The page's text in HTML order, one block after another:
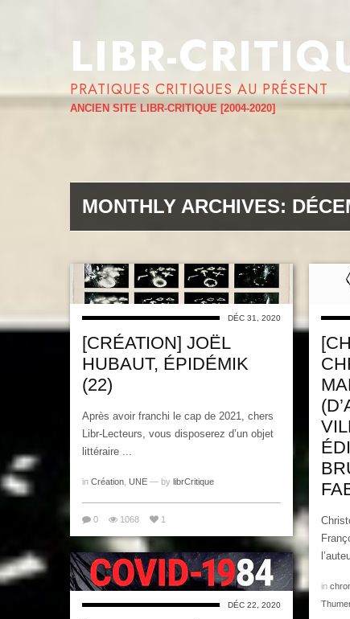
LIBR-
PRATIQUES CRITIQUES AU PRÉSENT
ANCIEN SITE LIBR-CRITIQUE [2004-2020]
MONTHLY ARCHIVES:
DÉC 31, 2020
[CRÉATION] JOËL
HUBAUT, ÉPIDÉMIK
(22)
Après avoir franchi le cap de 2021, chers
Libr-Lecteurs, vous disposerez d’un objet
littéraire ...
in Création UNE — by librCritique
0 1068 1
in
DÉC 22, 2020